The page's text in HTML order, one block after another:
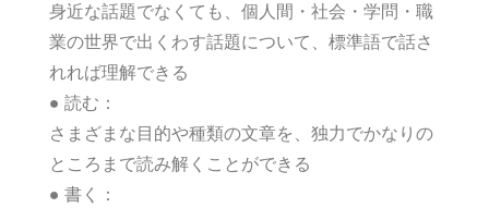
身近な話題でなくても、個人間・社会・学問・職
業の世界で出くわす話題について、標準語で話さ
れれば理解できる
● 読む：
さまざまな目的や種類の文章を、独力でかなりの
ところまで読み解くことができる
● 書く：